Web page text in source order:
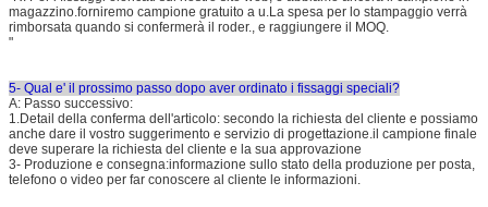
magazzino.forniremo campione gratuito a u.La spesa per lo stampaggio verrà
rimborsata quando si confermerà il roder., e raggiungere il MOQ.
"
5- Qual e' il prossimo passo dopo aver ordinato i fissaggi speciali?
A: Passo successivo:
1.Detail della conferma dell'articolo: secondo la richiesta del cliente e possiamo
anche dare il vostro suggerimento e servizio di progettazione.il campione finale
deve superare la richiesta del cliente e la sua approvazione
3- Produzione e consegna:informazione sullo stato della produzione per posta,
telefono o video per far conoscere al cliente le informazioni.